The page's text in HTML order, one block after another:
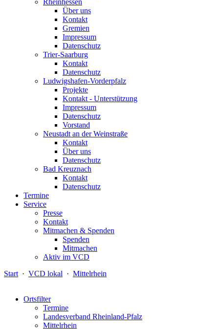
Rheinhessen
Über uns
Kontakt
Gremien
Impressum
Datenschutz
Trier-Saarburg
Kontakt
Datenschutz
Ludwigshafen-Vorderpfalz
Projekte
Kontakt - Unterstützung
Impressum
Datenschutz
Vorstand
Neustadt an der Weinstraße
Kontakt
Über uns
Datenschutz
Bad Kreuznach
Kontakt
Datenschutz
Termine
Service
Presse
Kontakt
Mitmachen & Spenden
Spenden
Mitmachen
Aktiv im VCD
Start · VCD lokal · Mittelrhein
Ortsfilter
Termine
Landesverband Rheinland-Pfalz
Mittelrhein